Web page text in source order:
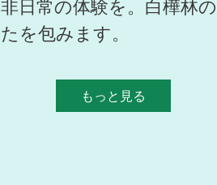
非日常の体験を。白樺林
たを包みます。
もっと見る